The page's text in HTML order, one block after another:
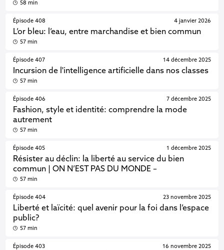
58 min
Épisode 408
L’or bleu: l’eau, entre marchandise et bien commun
4 janvier 2026
57 min
Épisode 407
Incursion de l'intelligence artificielle dans nos classes
14 décembre 2025
57 min
Épisode 406
Fashion, style et identité: comprendre la mode
autrement
7 décembre 2025
57 min
Épisode 405
Résister au déclin: la liberté au service du bien
commun | ON N’EST PAS DU MONDE –
1 décembre 2025
57 min
Épisode 404
Liberté et laïcité: quel avenir pour la foi dans l’espace
public?
23 novembre 2025
57 min
Épisode 403 16 novembre 2025